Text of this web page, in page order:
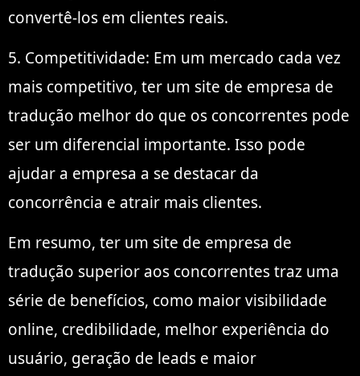
convertê-los em clientes reais.
5. Competitividade: Em um mercado cada vez
mais competitivo, ter um site de empresa de
tradução melhor do que os concorrentes pode
ser um diferencial importante. Isso pode
ajudar a empresa a se destacar da
concorrência e atrair mais clientes.
Em resumo, ter um site de empresa de
tradução superior aos concorrentes traz uma
série de benefícios, como maior visibilidade
online, credibilidade, melhor experiência do
usuário, geração de leads e maior